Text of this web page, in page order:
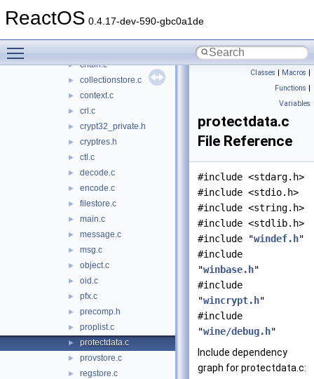
ReactOS 0.4.17-dev-590-gbc0a1de
► wine
► chain.c
► collectionstore.c
► context.c
► crl.c
► crypt32_private.h
► cryptres.h
► ctl.c
► decode.c
► encode.c
► filestore.c
► main.c
► message.c
► msg.c
► object.c
► oid.c
► pfx.c
► precomp.h
► proplist.c
► protectdata.c
► provstore.c
► regstore.c
Classes | Macros |
Functions |
Variables
protectdata.c
File Reference
#include <stdarg.h>
#include <stdio.h>
#include <string.h>
#include <stdlib.h>
#include "windef.h"
#include
"winbase.h"
#include
"wincrypt.h"
#include
"wine/debug.h"
Include dependency
graph for protectdata.c: